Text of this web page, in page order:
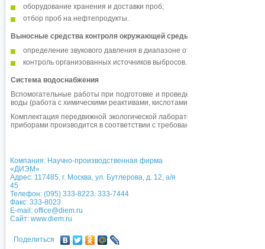
оборудование хранения и доставки проб;
отбор проб на нефтепродукты.
Выносные средства контроля окружающей среды
определение звукового давления в диапазоне от 40 до 140 Дб;
контроль организованных источников выбросов.
Система водоснабжения
Вспомогательные работы при подготовке и проведении экспресс-анализа
воды (работа с химическими реактивами, кислотами, щелочью и т.д.).
Комплектация передвижной экологической лаборатории оборудованием и
приборами производится в соответствии с требованиями Заказчика.
Компания: Научно-производственная фирма
«ДИЭМ»
Адрес: 117485, г. Москва, ул. Бутлерова, д. 12, а/я
45
Телефон: (095) 333-8223, 333-7444
Факс: 333-8023
E-mail: office@diem.ru
Сайт: www.diem.ru
Поделиться